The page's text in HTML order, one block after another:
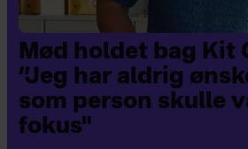
Mød holdet bag Kit
”Jeg har aldrig
som person skulle
fokus"